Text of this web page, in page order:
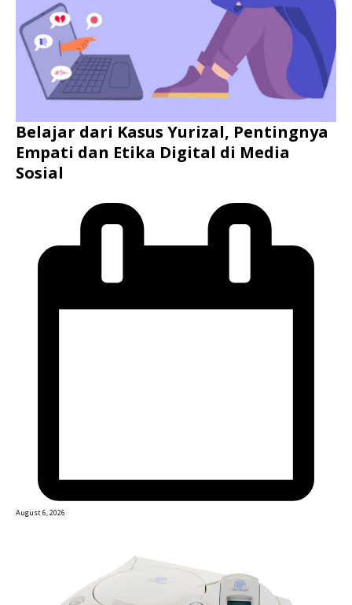
Belajar dari Kasus Yurizal, Pentingnya
Empati dan Etika Digital di Media
Sosial
August 6, 2026